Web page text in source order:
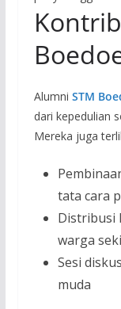
Alumni STM
dari kepedulian
Mereka juga
tata cara
Distribusi
warga
Sesi
muda